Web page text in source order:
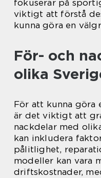
fokuserar på
viktigt att förstå
kunna göra en
För- och
olika
För att kunna göra
är det viktigt att
nackdelar med
kan inkludera
pålitlighet,
modeller kan vara
driftskostnader,